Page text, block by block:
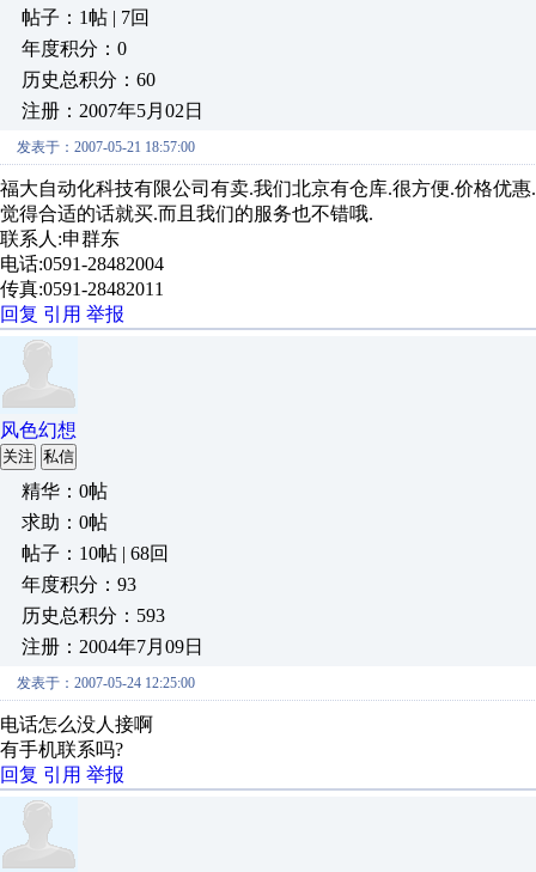
帖子：1帖 | 7回
年度积分：0
历史总积分：60
注册：2007年5月02日
发表于：2007-05-21 18:57:00
福大自动化科技有限公司有卖.我们北京有仓库.很方便.价格优
觉得合适的话就买.而且我们的服务也不错哦.
联系人:申群东
电话:0591-28482004
传真:0591-28482011
回复 引用 举报
风色幻想
关注 私信
精华：0帖
求助：0帖
帖子：10帖 | 68回
年度积分：93
历史总积分：593
注册：2004年7月09日
发表于：2007-05-24 12:25:00
电话怎么没人接啊
有手机联系吗?
回复 引用 举报